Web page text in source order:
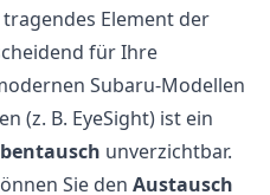
Element der
für Ihre
Subaru-Modellen
(z. B. EyeSight) ist ein
unverzichtbar.
Sie den Austausch